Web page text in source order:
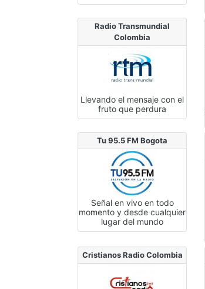
Radio Transmundial
Colombia
Llevando el mensaje con el
fruto que perdura
Tu 95.5 FM Bogota
Señal en vivo en todo
momento y desde cualquier
lugar del mundo
Cristianos Radio Colombia